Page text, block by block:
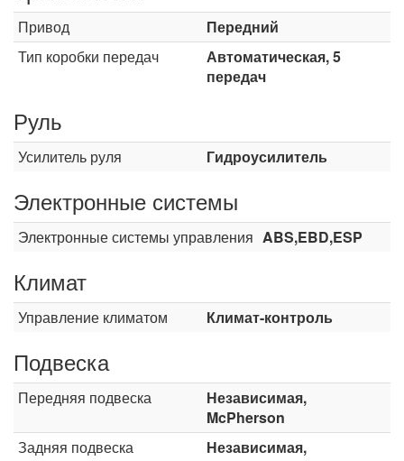
Привод
Передний
Тип коробки передач
Автоматическая, 5
передач
Руль
Усилитель руля Гидроусилитель
Электронные системы
Электронные системы управления ABS,EBD,ESP
Климат
Управление климатом Климат-контроль
Подвеска
Передняя подвеска
Независимая,
McPherson
Задняя подвеска
Независимая,